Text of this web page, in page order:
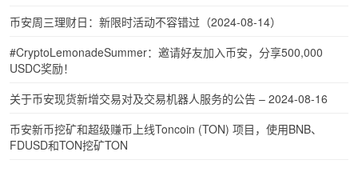
币安周三理财日：新限时活动不容错过（2024-08-14）
#CryptoLemonadeSummer：邀请好友加入币安，分享500,000
USDC奖励！
关于币安现货新增交易对及交易机器人服务的公告 – 2024-08-16
币安新币挖矿和超级赚币上线Toncoin (TON) 项目，使用BNB、
FDUSD和TON挖矿TON